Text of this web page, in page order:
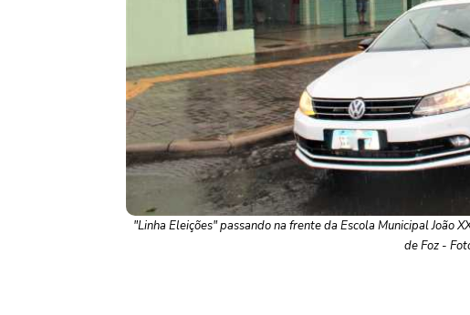
"Linha Eleições" passando na frente da Escola Municipal João
de Foz -